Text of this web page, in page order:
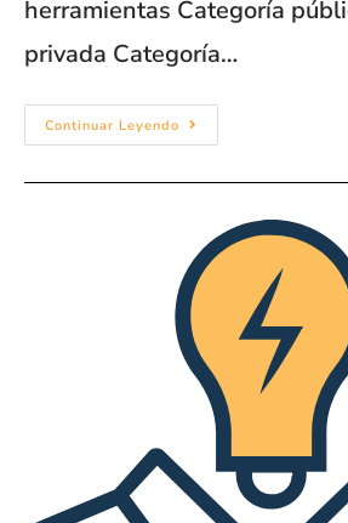
herramientas Categoría
privada Categoría…
Continuar Leyendo